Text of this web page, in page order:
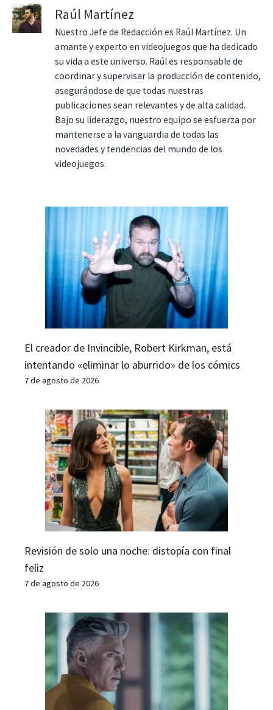
Raúl Martínez
Nuestro Jefe de Redacción es Raúl Martínez. Un
amante y experto en videojuegos que ha dedicado
su vida a este universo. Raúl es responsable de
coordinar y supervisar la producción de contenido,
asegurándose de que todas nuestras
publicaciones sean relevantes y de alta calidad.
Bajo su liderazgo, nuestro equipo se esfuerza por
mantenerse a la vanguardia de todas las
novedades y tendencias del mundo de los
videojuegos.
El creador de Invincible, Robert Kirkman, está
intentando «eliminar lo aburrido» de los cómics
7 de agosto de 2026
Revisión de solo una noche: distopía con final
feliz
7 de agosto de 2026